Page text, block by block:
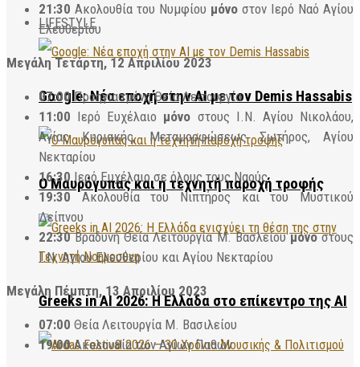
LIFESTYLE
Google: Νέα εποχή στην AI με τον Demis Hassabis
Ο Μαυρόγυπας και η τεχνητή παροχή τροφής
Greeks in AI 2026: Η Ελλάδα στο επίκεντρο της AI
21:30 Ακολουθία του Νυμφίου μόνο στον Ιερό Ναό Αγίου
Ελευθερίου
Μεγάλη Τετάρτη, 12 Απριλίου 2023
07:00 Προηγιασμένη Θεία Λειτουργία
11:00 Ιερό Ευχέλαιο μόνο στους Ι.Ν. Αγίου Νικολάου,
Αγίας Κυριακής, Μεταμορφώσεως Σωτήρος, Αγίου
Νεκταρίου
16:30Ιερό Ευχέλαιο σε όλους τους Ναούς
19:30 Ακολουθία του Νιπτήρος και του Μυστικού
Δείπνου
22:30Βραδυνή Θεία Λειτουργία Μ. Βασλείουμόνοστους
Ι.Ν. Αγίου Ελευθερίου και Αγίου Νεκταρίου
Μεγάλη Πέμπτη, 13 Απριλίου 2023
07:00 Θεία Λειτουργία Μ. Βασιλείου
19:00Ακολουθία των Αγίων Παθών